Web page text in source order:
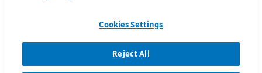
Cookies Settings
Reject All